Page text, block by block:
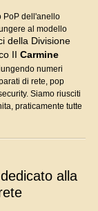
PoP dell'anello
al modello
della Divisione
II Carmine
numeri
di rete, pop
Siamo riusciti
praticamente tutte
alla